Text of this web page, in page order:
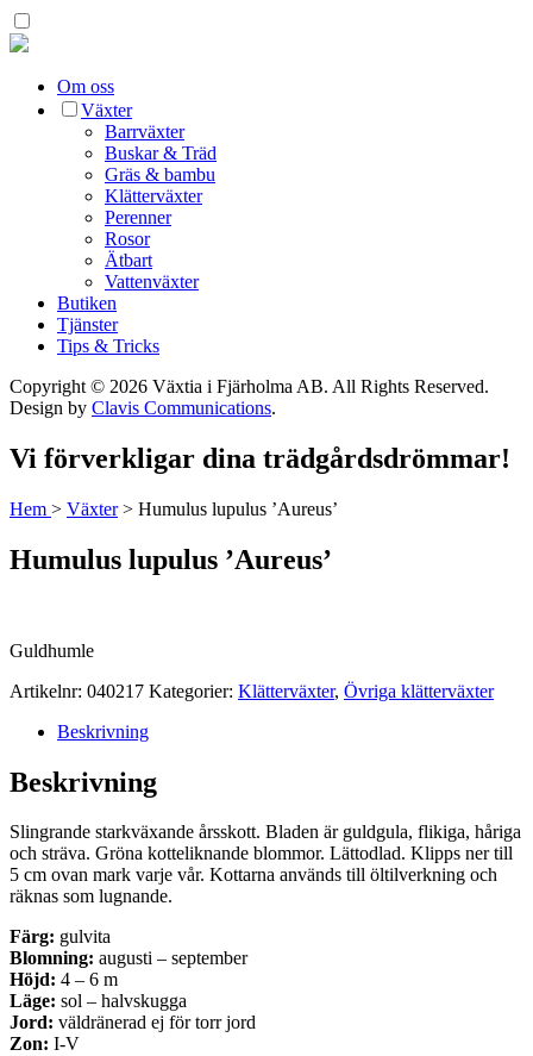
Om oss
Växter
Barrväxter
Buskar & Träd
Gräs & bambu
Klätterväxter
Perenner
Rosor
Ätbart
Vattenväxter
Butiken
Tjänster
Tips & Tricks
Copyright © 2026 Växtia i Fjärholma AB. All Rights Reserved.
Design by Clavis Communications.
Vi förverkligar dina trädgårdsdrömmar!
Hem > Växter> Humulus lupulus ’Aureus’
Humulus lupulus ’Aureus’
Guldhumle
Artikelnr: 040217 Kategorier: Klätterväxter, Övriga klätterväxter
Beskrivning
Beskrivning
Slingrande starkväxande årsskott. Bladen är guldgula, flikiga, håriga
och sträva. Gröna kotteliknande blommor. Lättodlad. Klipps ner till
5 cm ovan mark varje vår. Kottarna används till öltilverkning och
räknas som lugnande.
Färg: gulvita
Blomning: augusti – september
Höjd: 4 – 6 m
Läge: sol – halvskugga
Jord: väldränerad ej för torr jord
Zon: I-V